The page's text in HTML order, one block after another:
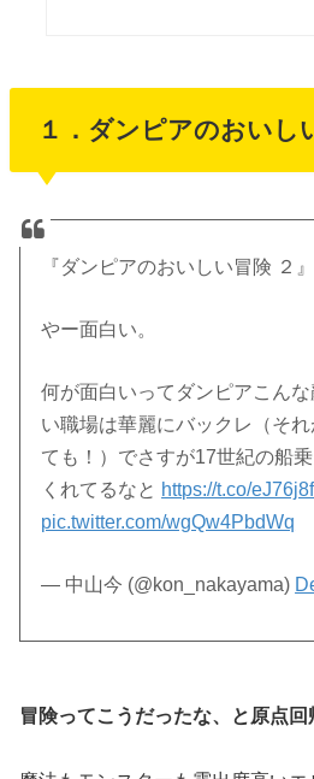
１．ダンピアのおいし
『ダンピアのおいしい冒険 ２
やー面白い。
何が面白いってダンピアこん
い職場は華麗にバックレ（そ
ても！）でさすが17世紀の船
くれてるなと https://t.co/
pic.twitter.com/wgQw4PbdWq
— 中山今 (@kon_nakayama)
冒険ってこうだったな、と原点回